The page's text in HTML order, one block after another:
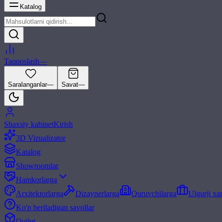
Katalog
Taqqoslash—
Saralanganlar— Savat—
Shaxsiy kabinetKirish
3D Vizualizator
Katalog
Showroomlar
Hamkorlarga
Arxitektorlarga
Dizaynerlarga Quruvchilarga
Ulgurji
Ko'p beriladigan savollar